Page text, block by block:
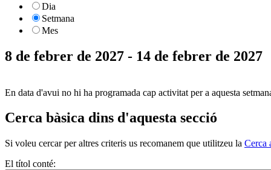
Dia
Setmana
Mes
8 de febrer de 2027 - 14 de febrer de 2027
En data d'avui no hi ha programada cap activitat per a aquesta
Cerca bàsica dins d'aquesta secció
Si voleu cercar per altres criteris us recomanem que utilitzeu la Cerca
El títol conté: